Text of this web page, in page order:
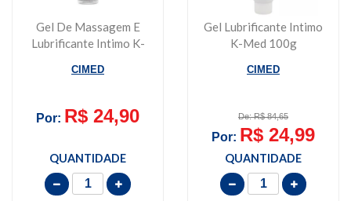
Gel De Massagem E
Lubrificante Intimo K-
CIMED
Por: R$ 24,90
QUANTIDADE
Gel Lubrificante Intimo
K-Med 100g
CIMED
De: R$ 84,65
Por: R$ 24,99
QUANTIDADE